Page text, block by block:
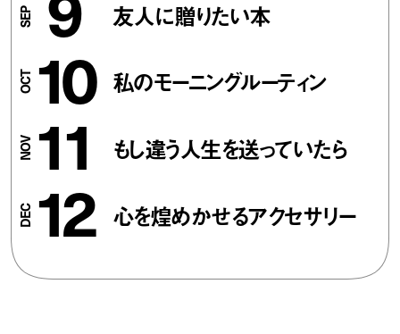
友人に贈りたい本
10 私のモーニングルーティン
11 もし違う人生を送っていたら
12 心を煌めかせるアクセサリー